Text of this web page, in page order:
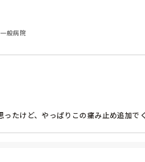
般病院
たけど、やっぱりこの痛み止め追加で